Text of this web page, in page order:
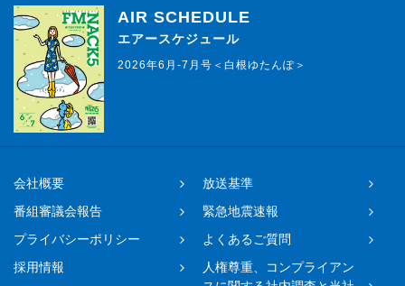
AIR SCHEDULE
エアースケジュール
2026年6月-7月号＜白根ゆたんぽ＞
会社概要
放送基準
番組審議会報告
緊急地震速報
プライバシーポリシー
よくあるご質問
採用情報
人権尊重、コンプライアン